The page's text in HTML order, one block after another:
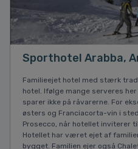
Sporthotel Arabba,
Familieejet hotel med stærk
hotel. Ifølge mange serveres
sparer ikke på råvarerne. For
østers og Franciacorta-vin i
Prosecco, når hotellet inviterer
Hotellet har været ejet af
bygget. Familien ejer også